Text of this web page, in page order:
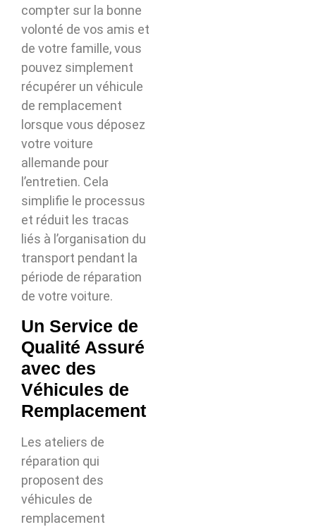
compter sur la bonne
volonté de vos amis et
de votre famille, vous
pouvez simplement
récupérer un véhicule
de remplacement
lorsque vous déposez
votre voiture
allemande pour
l’entretien. Cela
simplifie le processus
et réduit les tracas
liés à l’organisation du
transport pendant la
période de réparation
de votre voiture.
Un Service de
Qualité Assuré
avec des
Véhicules de
Remplacement
Les ateliers de
réparation qui
proposent des
véhicules de
remplacement